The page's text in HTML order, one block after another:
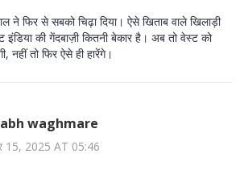
ने फिर से सबको चिढ़ा दिया। ऐसे खिताब वाले खिलाड़ी
की गेंदबाज़ी कितनी बेकार है। अब तो वेस्ट को
नहीं तो फिर ऐसे ही हारेंगे।
waghmare
15, 2025 AT 05:46